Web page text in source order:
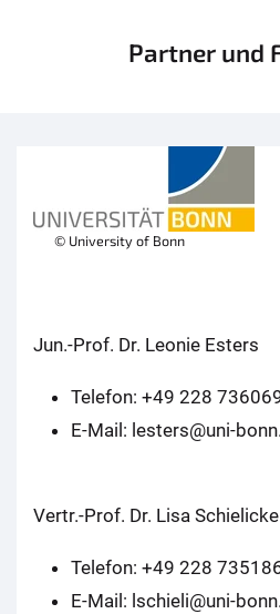
Partner und
© University of Bonn
Jun.-Prof. Dr. Leonie Esters
Telefon: +49 228
E-Mail: lesters@uni-
Vertr.-Prof. Dr. Lisa Schielicke
Telefon: +49 228
E-Mail: lschieli@uni-